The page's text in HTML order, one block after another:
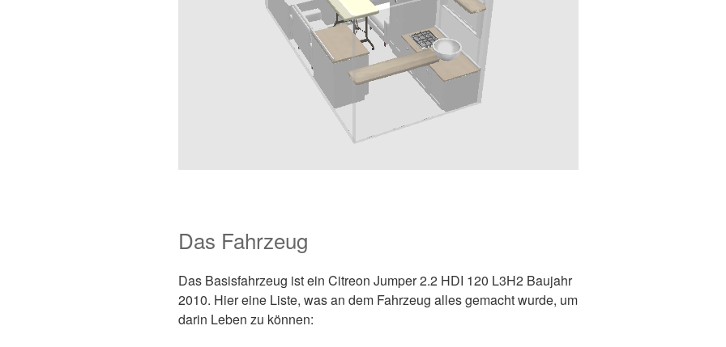
Das Fahrzeug
Das Basisfahrzeug ist ein Citreon Jumper 2.2 HDI 120 L3H2 Baujahr
2010. Hier eine Liste, was an dem Fahrzeug alles gemacht wurde, um
darin Leben zu können: